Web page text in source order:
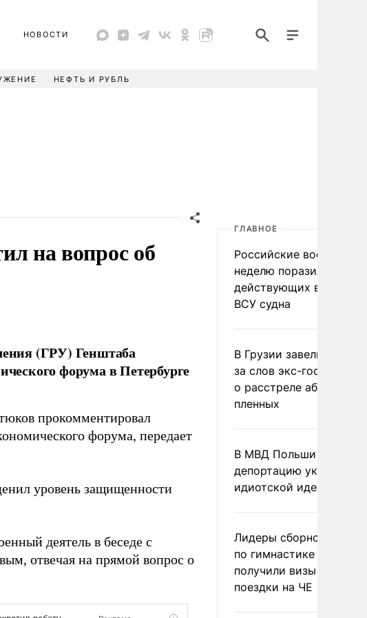
НОВОСТИ
НЕФТЬ И РУБЛЬ
на вопрос об
(ГРУ) Генштаба
форума в Петербурге
прокомментировал
форума, передает
уровень защищенности
деятель в беседе с
отвечая на прямой вопрос о
ГЛАВНОЕ
Российские военные за
неделю поразили 34
действующих в
ВСУ судна
В Грузии завели дело
за слов экс-
о расстреле абхазских
пленных
В МВД Польши назвали
депортацию украинцев
идиотской идеей
Лидеры сборной
по гимнастике не
получили визы для
поездки на ЧЕ